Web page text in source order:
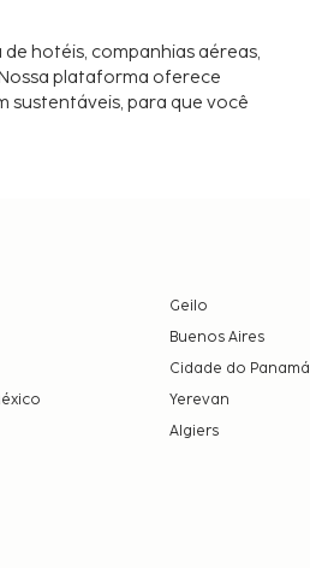
hotéis, companhias aéreas,
plataforma oferece
sustentáveis, para que você
Geilo
Buenos Aires
Cidade do Panamá
Yerevan
Algiers